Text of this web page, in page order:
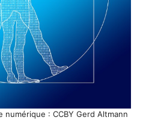
numérique : CCBY Gerd Altmann